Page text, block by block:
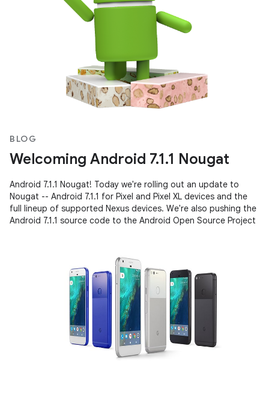
BLOG
Welcoming Android 7.1.1 Nougat
Android 7.1.1 Nougat! Today we're rolling out an update to
Nougat -- Android 7.1.1 for Pixel and Pixel XL devices and the
full lineup of supported Nexus devices. We're also pushing the
Android 7.1.1 source code to the Android Open Source Project